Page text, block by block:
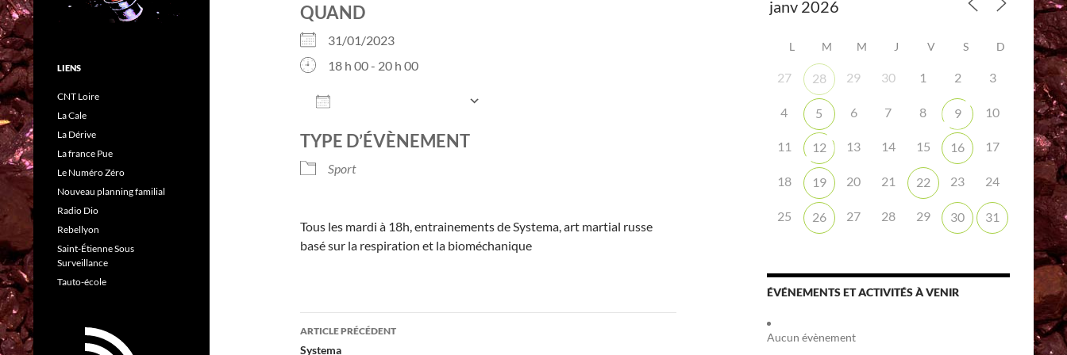
QUAND
31/01/2023
18 h 00 - 20 h 00
iCalendar Office 365
TYPE D’ÉVÈNEMENT
Sport
Tous les mardi à 18h, entrainements de Systema, art martial russe
basé sur la respiration et la bioméchanique
Navigation
ARTICLE PRÉCÉDENT
Systema
L M M J V S D
27 28 29 30 1 2 3
4 5 6 7 8 9 10
11 12 13 14 15 16 17
18 19 20 21 22 23 24
25 26 27 28 29 30 31
ÉVÉNEMENTS ET ACTIVITÉS À VENIR
Aucun évènement
LIENS
CNT Loire
La Cale
La Dérive
La france Pue
Le Numéro Zéro
Nouveau planning familial
Radio Dio
Rebellyon
Saint-Étienne Sous
Surveillance
Tauto-école